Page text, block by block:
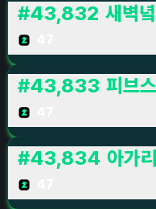
#43,832 새벽
#43,833 피브
#43,834 아가